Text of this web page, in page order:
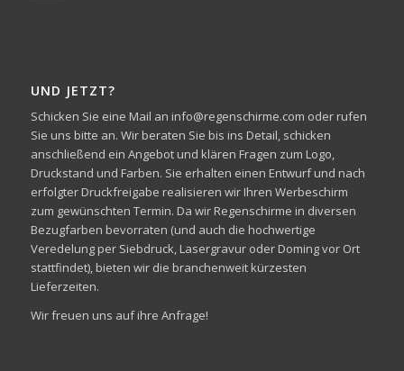
UND JETZT?
Schicken Sie eine Mail an info@regenschirme.com oder rufen
Sie uns bitte an. Wir beraten Sie bis ins Detail, schicken
anschließend ein Angebot und klären Fragen zum Logo,
Druckstand und Farben. Sie erhalten einen Entwurf und nach
erfolgter Druckfreigabe realisieren wir Ihren Werbeschirm
zum gewünschten Termin. Da wir Regenschirme in diversen
Bezugfarben bevorraten (und auch die hochwertige
Veredelung per Siebdruck, Lasergravur oder Doming vor Ort
stattfindet), bieten wir die branchenweit kürzesten
Lieferzeiten.
Wir freuen uns auf ihre Anfrage!